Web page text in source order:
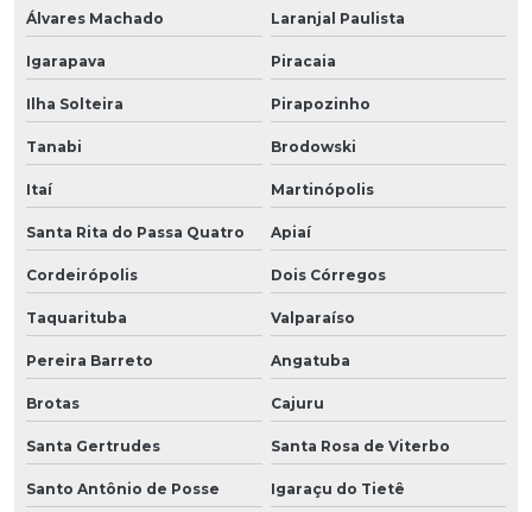
Álvares Machado Laranjal Paulista
Igarapava Piracaia
Ilha Solteira Pirapozinho
Tanabi Brodowski
Itaí Martinópolis
Santa Rita do Passa Quatro Apiaí
Cordeirópolis Dois Córregos
Taquarituba Valparaíso
Pereira Barreto Angatuba
Brotas Cajuru
Santa Gertrudes Santa Rosa de Viterbo
Santo Antônio de Posse Igaraçu do Tietê